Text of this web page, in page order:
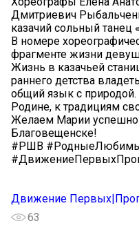
Дмитриевич
казачий сольный танец
В номере
фрагменте жизни
Жизнь в казачьей
раннего детства
общий язык с природой.
Родине, к традициям
Желаем Марии
Благовещенске!
#РШВ
Движение
63